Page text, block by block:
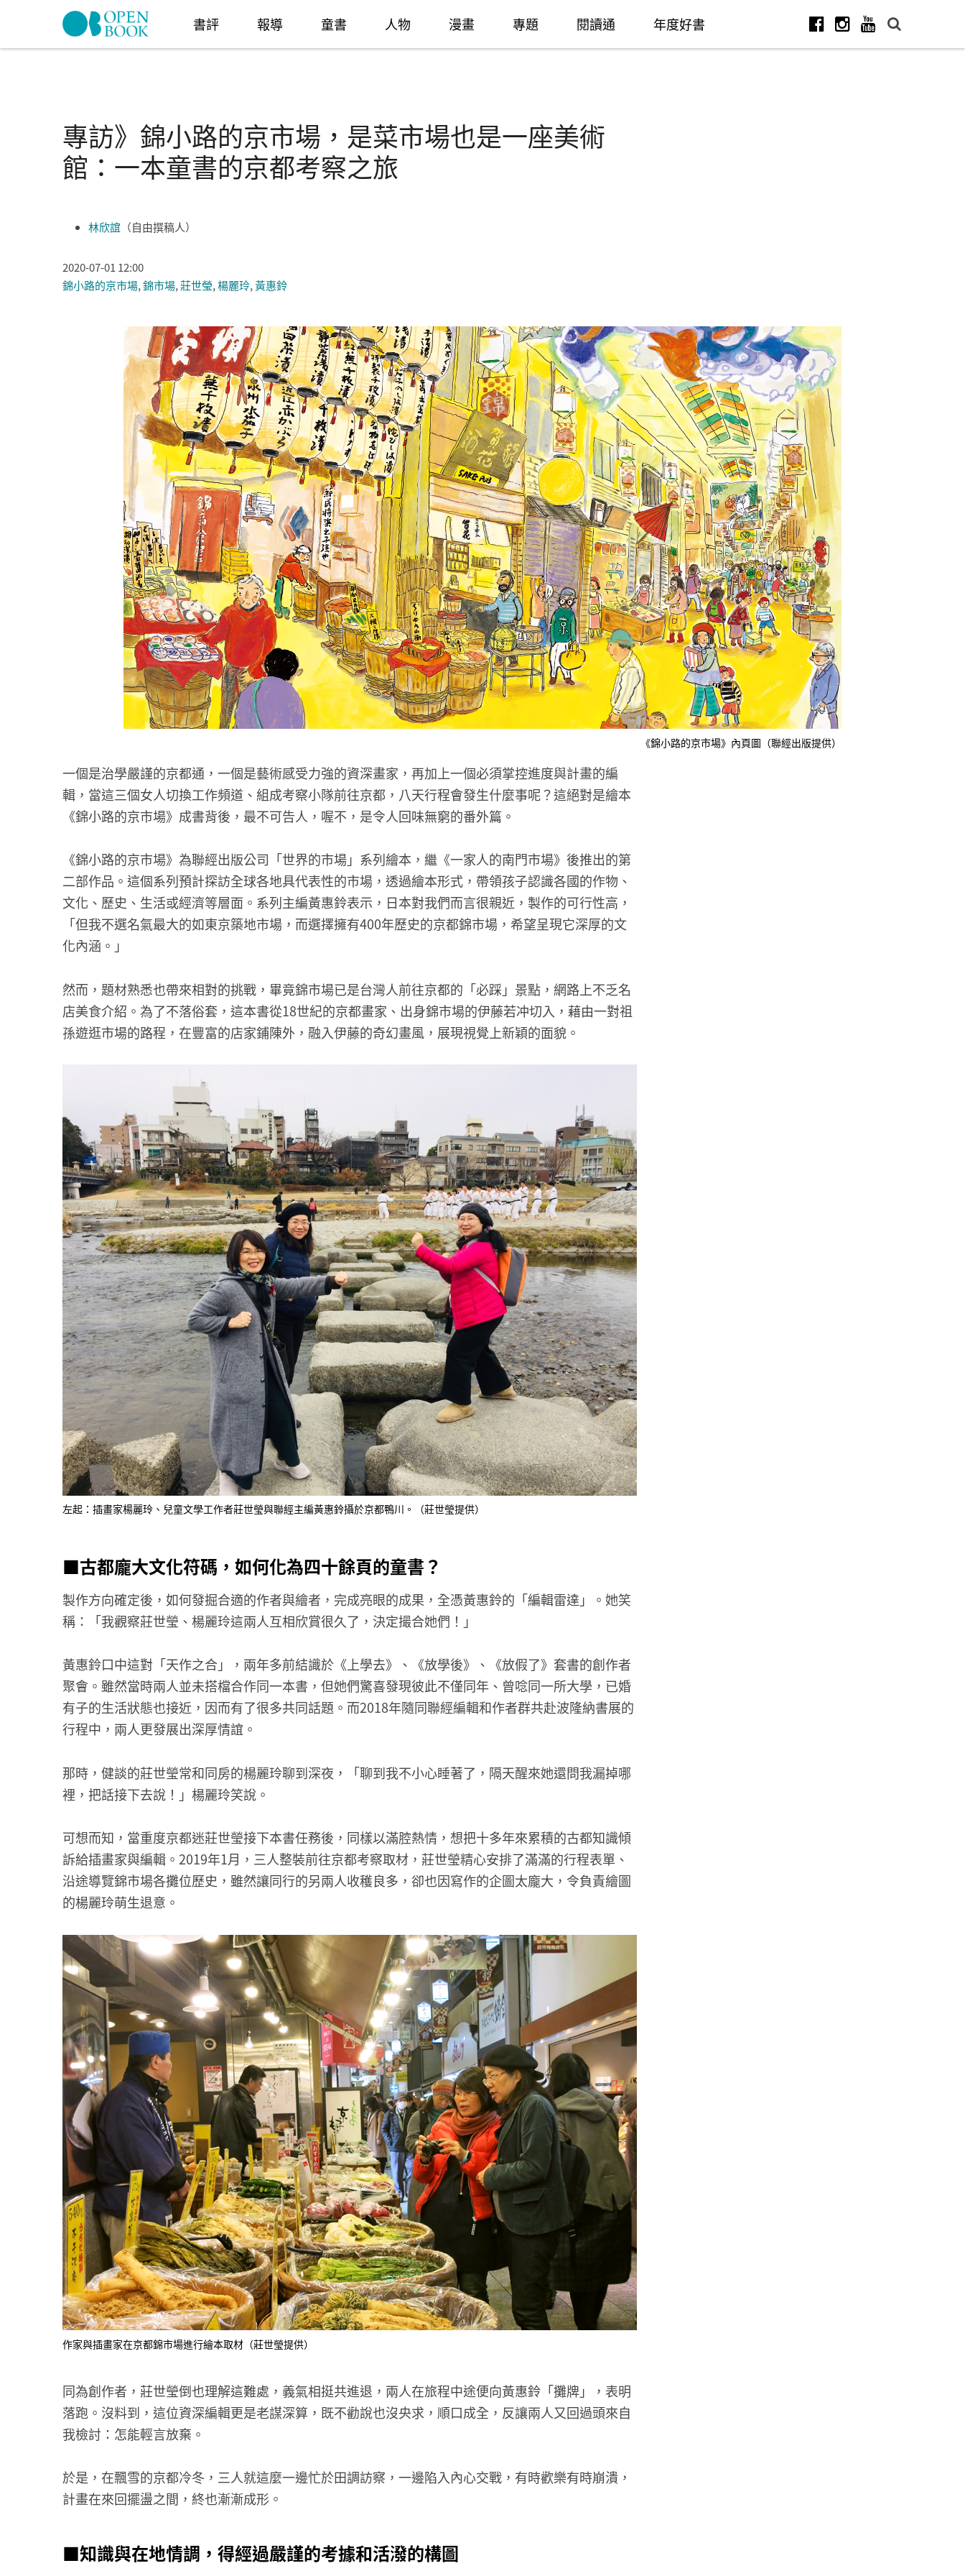
Skip to navigation
書評 報導 童書 人物 漫畫 專題 閱讀通 年度好書
專訪》錦小路的京市場，是菜市場也是一座美術
館：一本童書的京都考察之旅
林欣誼 （自由撰稿人）
2020-07-01 12:00
錦小路的京市場,錦市場,莊世瑩,楊麗玲,黃惠鈴
《錦小路的京市場》內頁圖（聯經出版提供）
一個是治學嚴謹的京都通，一個是藝術感受力強的資深畫家，再加上一個必須掌控進度與計畫的編
輯，當這三個女人切換工作頻道、組成考察小隊前往京都，八天行程會發生什麼事呢？這絕對是繪本
《錦小路的京市場》成書背後，最不可告人，喔不，是令人回味無窮的番外篇。
《錦小路的京市場》為聯經出版公司「世界的市場」系列繪本，繼《一家人的南門市場》後推出的第
二部作品。這個系列預計探訪全球各地具代表性的市場，透過繪本形式，帶領孩子認識各國的作物、
文化、歷史、生活或經濟等層面。系列主編黃惠鈴表示，日本對我們而言很親近，製作的可行性高，
「但我不選名氣最大的如東京築地市場，而選擇擁有400年歷史的京都錦市場，希望呈現它深厚的文
化內涵。」
然而，題材熟悉也帶來相對的挑戰，畢竟錦市場已是台灣人前往京都的「必踩」景點，網路上不乏名
店美食介紹。為了不落俗套，這本書從18世紀的京都畫家、出身錦市場的伊藤若冲切入，藉由一對祖
孫遊逛市場的路程，在豐富的店家鋪陳外，融入伊藤的奇幻畫風，展現視覺上新穎的面貌。
​左起：插畫家楊麗玲、兒童文學工作者莊世瑩與聯經主編黃惠鈴攝於京都鴨川。（莊世瑩提供）
■古都龐大文化符碼，如何化為四十餘頁的童書？
製作方向確定後，如何發掘合適的作者與繪者，完成亮眼的成果，全憑黃惠鈴的「編輯雷達」。她笑
稱：「我觀察莊世瑩、楊麗玲這兩人互相欣賞很久了，決定撮合她們！」
黃惠鈴口中這對「天作之合」，兩年多前結識於《上學去》、《放學後》、《放假了》套書的創作者
聚會。雖然當時兩人並未搭檔合作同一本書，但她們驚喜發現彼此不僅同年、曾唸同一所大學，已婚
有子的生活狀態也接近，因而有了很多共同話題。而2018年隨同聯經編輯和作者群共赴波隆納書展的
行程中，兩人更發展出深厚情誼。
那時，健談的莊世瑩常和同房的楊麗玲聊到深夜，「聊到我不小心睡著了，隔天醒來她還問我漏掉哪
裡，把話接下去說！」楊麗玲笑說。
可想而知，當重度京都迷莊世瑩接下本書任務後，同樣以滿腔熱情，想把十多年來累積的古都知識傾
訴給插畫家與編輯。2019年1月，三人整裝前往京都考察取材，莊世瑩精心安排了滿滿的行程表單、
沿途導覽錦市場各攤位歷史，雖然讓同行的另兩人收穫良多，卻也因寫作的企圖太龐大，令負責繪圖
的楊麗玲萌生退意。
作家與插畫家在京都錦市場進行繪本取材（莊世瑩提供）
同為創作者，莊世瑩倒也理解這難處，義氣相挺共進退，兩人在旅程中途便向黃惠鈴「攤牌」，表明
落跑。沒料到，這位資深編輯更是老謀深算，既不勸說也沒央求，順口成全，反讓兩人又回過頭來自
我檢討：怎能輕言放棄。
於是，在飄雪的京都冷冬，三人就這麼一邊忙於田調訪察，一邊陷入內心交戰，有時歡樂有時崩潰，
計畫在來回擺盪之間，終也漸漸成形。
■知識與在地情調，得經過嚴謹的考據和活潑的構圖